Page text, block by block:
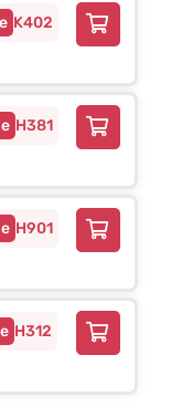
K402
H381
H901
H312